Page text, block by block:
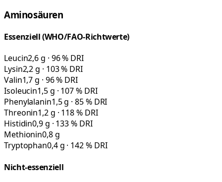
Aminosäuren
Essenziell (WHO/FAO-Richtwerte)
Leucin2,6 g · 96 % DRI
Lysin2,2 g · 103 % DRI
Valin1,7 g · 96 % DRI
Isoleucin1,5 g · 107 % DRI
Phenylalanin1,5 g · 85 % DRI
Threonin1,2 g · 118 % DRI
Histidin0,9 g · 133 % DRI
Methionin0,8 g
Tryptophan0,4 g · 142 % DRI
Nicht-essenziell